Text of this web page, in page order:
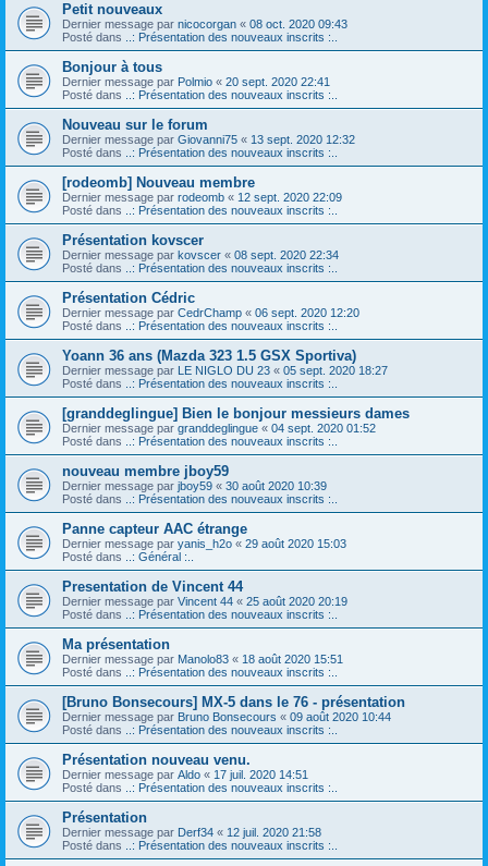
Petit nouveaux
Dernier message par nicocorgan « 08 oct. 2020 09:43
Posté dans
..: Présentation des nouveaux inscrits :..
Bonjour à tous
Dernier message par Polmio « 20 sept. 2020 22:41
Posté dans
..: Présentation des nouveaux inscrits :..
Nouveau sur le forum
Dernier message par Giovanni75 « 13 sept. 2020 12:32
Posté dans
..: Présentation des nouveaux inscrits :..
[rodeomb] Nouveau membre
Dernier message par rodeomb « 12 sept. 2020 22:09
Posté dans
..: Présentation des nouveaux inscrits :..
Présentation kovscer
Dernier message par kovscer « 08 sept. 2020 22:34
Posté dans
..: Présentation des nouveaux inscrits :..
Présentation Cédric
Dernier message par CedrChamp « 06 sept. 2020 12:20
Posté dans
..: Présentation des nouveaux inscrits :..
Yoann 36 ans (Mazda 323 1.5 GSX Sportiva)
Dernier message par LE NIGLO DU 23 « 05 sept. 2020 18:27
Posté dans
..: Présentation des nouveaux inscrits :..
[granddeglingue] Bien le bonjour messieurs dames
Dernier message par granddeglingue « 04 sept. 2020 01:52
Posté dans
..: Présentation des nouveaux inscrits :..
nouveau membre jboy59
Dernier message par jboy59 « 30 août 2020 10:39
Posté dans
..: Présentation des nouveaux inscrits :..
Panne capteur AAC étrange
Dernier message par yanis_h2o « 29 août 2020 15:03
Posté dans
..: Général :..
Presentation de Vincent 44
Dernier message par Vincent 44 « 25 août 2020 20:19
Posté dans
..: Présentation des nouveaux inscrits :..
Ma présentation
Dernier message par Manolo83 « 18 août 2020 15:51
Posté dans
..: Présentation des nouveaux inscrits :..
[Bruno Bonsecours] MX-5 dans le 76 - présentation
Dernier message par Bruno Bonsecours « 09 août 2020 10:44
Posté dans
..: Présentation des nouveaux inscrits :..
Présentation nouveau venu.
Dernier message par Aldo « 17 juil. 2020 14:51
Posté dans
..: Présentation des nouveaux inscrits :..
Présentation
Dernier message par Derf34 « 12 juil. 2020 21:58
Posté dans
..: Présentation des nouveaux inscrits :..